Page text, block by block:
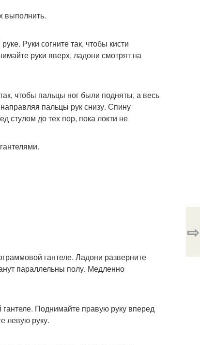
выполнить.
Руки согните так, чтобы кисти
руки вверх, ладони смотрят на
чтобы пальцы ног были подняты, а весь
пальцы рук снизу. Спину
стулом до тех пор, пока локти не
гантеле. Ладони разверните
параллельны полу. Медленно
гантеле. Поднимайте правую руку вперед
левую руку.
⇨